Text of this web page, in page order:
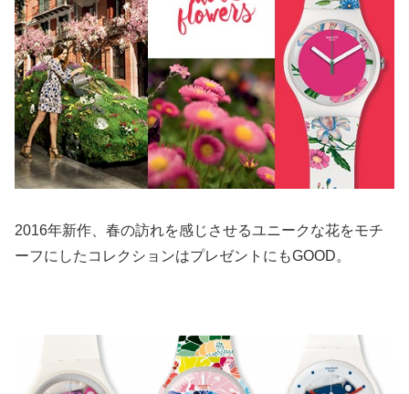
2016年新作、春の訪れを感じさせるユニークな花をモチ
ーフにしたコレクションはプレゼントにもGOOD。